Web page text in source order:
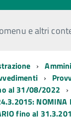
e altri
al 31/08/2022
NOMINA
fino al